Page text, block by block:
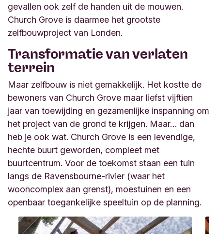
gevallen ook zelf de handen uit de mouwen.
Church Grove is daarmee het grootste
zelfbouwproject van Londen.
Transformatie van verlaten
terrein
Maar zelfbouw is niet gemakkelijk. Het kostte de
bewoners van Church Grove maar liefst vijftien
jaar van toewijding en gezamenlijke inspanning om
het project van de grond te krijgen. Maar… dan
heb je ook wat. Church Grove is een levendige,
hechte buurt geworden, compleet met
buurtcentrum. Voor de toekomst staan een tuin
langs de Ravensbourne-rivier (waar het
wooncomplex aan grenst), moestuinen en een
openbaar toegankelijke speeltuin op de planning.